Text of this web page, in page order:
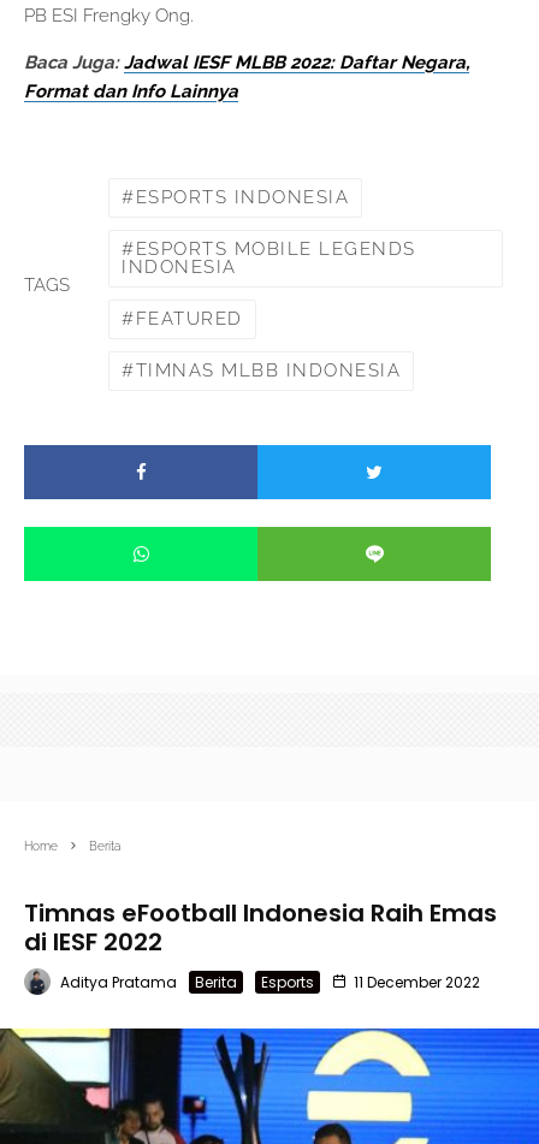
PB ESI Frengky Ong.
Baca Juga:Jadwal IESF MLBB 2022: Daftar Negara,
Format dan Info Lainnya
TAGS
ESPORTS INDONESIA
ESPORTS MOBILE LEGENDS
INDONESIA
FEATURED
TIMNAS MLBB INDONESIA
Home Berita
Timnas eFootball Indonesia Raih Emas
di IESF 2022
Aditya Pratama Berita Esports 11 December 2022